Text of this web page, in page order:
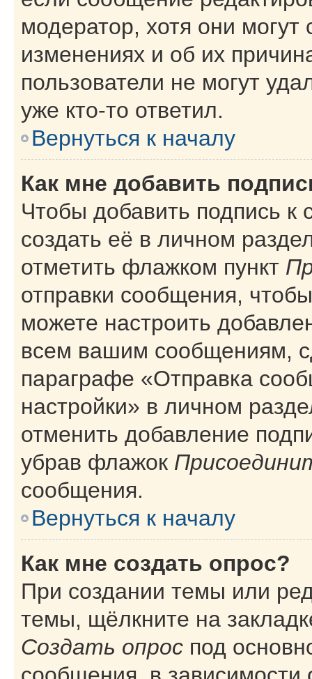
модератор, хотя они
изменениях и об их
пользователи не могут
уже кто-то ответил.
Вернуться к началу
Как мне добавить
Чтобы добавить подпись
создать её в личном
отметить флажком пункт
отправки сообщения,
можете настроить
всем вашим сообщениям,
параграфе «Отправка
настройки» в личном
отменить добавление
убрав флажок
сообщения.
Вернуться к началу
Как мне создать опрос?
При создании темы или
темы, щёлкните на
Создать опрос под